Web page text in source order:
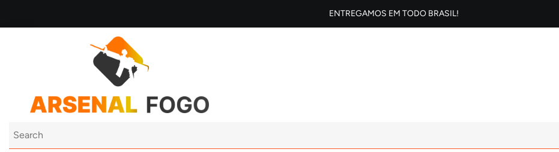
ENTREGAMOS EM TODO BRASIL!